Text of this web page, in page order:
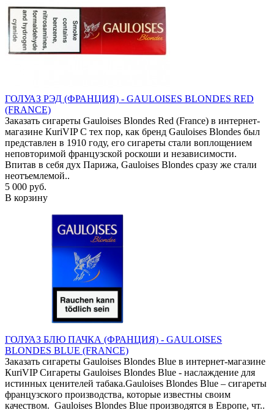
ГОЛУАЗ РЭД (ФРАНЦИЯ) - GAULOISES BLONDES RED
(FRANCE)
Заказать сигареты Gauloises Blondes Red (France) в интернет-
магазине КuriVIP С тех пор, как бренд Gauloises Blondes был
представлен в 1910 году, его сигареты стали воплощением
неповторимой французской роскоши и независимости.
Впитав в себя дух Парижа, Gauloises Blondes сразу же стали
неотъемлемой..
5 000 руб.
В корзину
ГОЛУАЗ БЛЮ ПАЧКА (ФРАНЦИЯ) - GAULOISES
BLONDES BLUE (FRANCE)
Заказать сигареты Gauloises Blondes Blue в интернет-магазине
КuriVIP Сигареты Gauloises Blondes Blue - наслаждение для
истинных ценителей табака.Gauloises Blondes Blue – сигареты
французского производства, которые известны своим
качеством. Gauloises Blondes Blue производятся в Европе, чт..